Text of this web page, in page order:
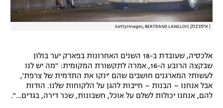
אימג'בנק GettyImages, BERTRAND LANGLOIS
אלכסיה, שעובדת ב-18 השנים האחרונות בפארק יער בולון
שבקצה הרובע ה-16, אמרה לתקשורת המקומית: "מה יש לנו
לעשות? המארגנים חושבים שהם 'ינקו את התדמית של צרפת',
אבל אנחנו – הבנות – חייבות להגן על הלקוחות שלנו. הודות
להם, אנחנו יכולות לשלם על אוכל, חשבונות, שכר דירה, בגדים…".